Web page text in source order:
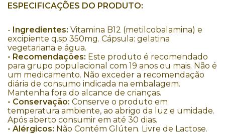
ESPECIFICAÇÕES DO PRODUTO:
- Ingredientes: Vitamina B12 (metilcobalamina) e
excipiente q.sp 350mg. Cápsula: gelatina
vegetariana e água.
- Recomendações: Este produto é recomendado
para grupo populacional com 19 anos ou mais. Não é
um medicamento. Não exceder a recomendação
diária de consumo indicada na embalagem.
Mantenha fora do alcance de crianças.
- Conservação: Conserve o produto em
temperatura ambiente, ao abrigo da luz e umidade.
Após aberto consumir em até 30 dias.
- Alérgicos: Não Contém Glúten. Livre de Lactose.